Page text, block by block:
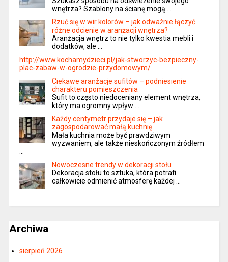
wnętrza? Szablony na ścianę mogą …
Rzuć się w wir kolorów – jak odważnie łączyć
różne odcienie w aranżacji wnętrza?
Aranżacja wnętrz to nie tylko kwestia mebli i
dodatków, ale …
http://www.kochamydzieci.pl/jak-stworzyc-bezpieczny-
plac-zabaw-w-ogrodzie-przydomowym/
Ciekawe aranżacje sufitów – podniesienie
charakteru pomieszczenia
Sufit to często niedoceniany element wnętrza,
który ma ogromny wpływ …
Każdy centymetr przydaje się – jak
zagospodarować małą kuchnię
Mała kuchnia może być prawdziwym
wyzwaniem, ale także nieskończonym źródłem
Nowoczesne trendy w dekoracji stołu
Dekoracja stołu to sztuka, która potrafi
całkowicie odmienić atmosferę każdej …
Archiwa
sierpień 2026